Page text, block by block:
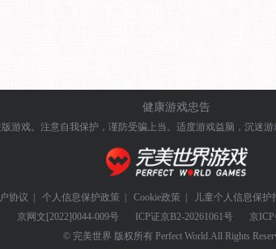
健康游戏忠告
游戏。注意自我保护，谨防受骗上当。 适度游戏益脑，沉迷游
协议 | 个人信息保护政策 | Cookie政策 | 儿童个人信息保护
京网文[2022]0044-009号 ICP证京B2-20261061号 京ICP
© 完美世界 版权所有 Perfect World.All Rights